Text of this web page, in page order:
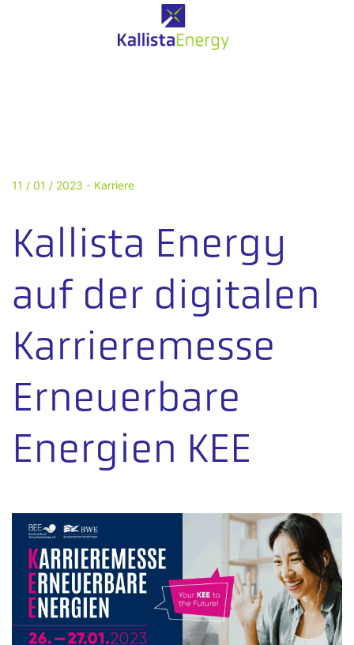
11 / 01 / 2023 - Karriere
Kallista Energy
auf der digitalen
Karrieremesse
Erneuerbare
Energien KEE